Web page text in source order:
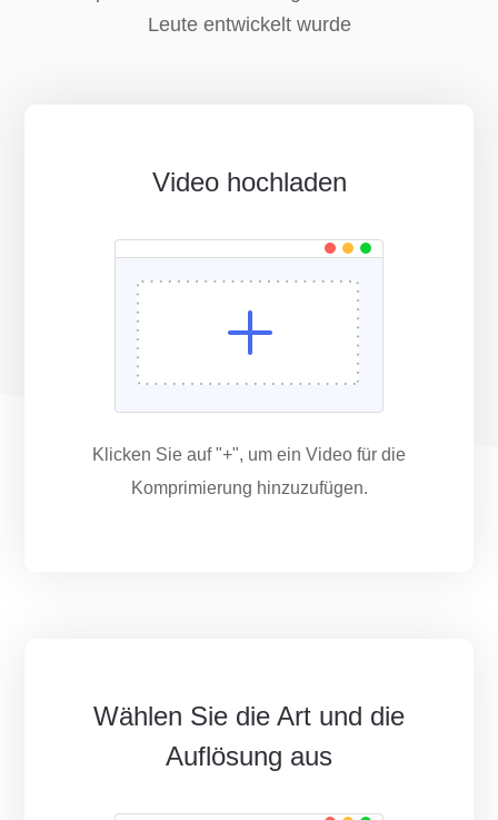
Leute entwickelt wurde
Video hochladen
Klicken Sie auf "+", um ein Video für die
Komprimierung hinzuzufügen.
Wählen Sie die Art und die
Auflösung aus